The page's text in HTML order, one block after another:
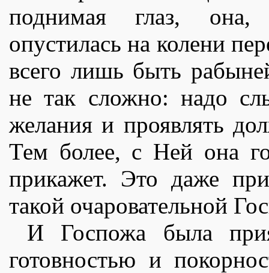
поднимая глаз, она,
опустилась на колени
всего лишь быть
не так сложно: надо
желания и проявлять
Тем более, с Ней она
прикажет. Это даже
такой очаровательной
И Госпожа была
готовностью и